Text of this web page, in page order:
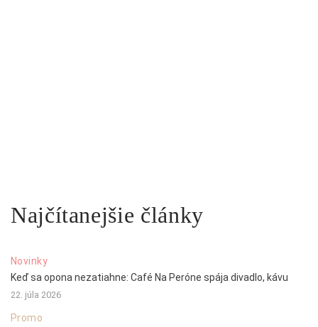
Najčítanejšie články
Novinky
Keď sa opona nezatiahne: Café Na Peróne spája divadlo, kávu
22. júla 2026
Promo